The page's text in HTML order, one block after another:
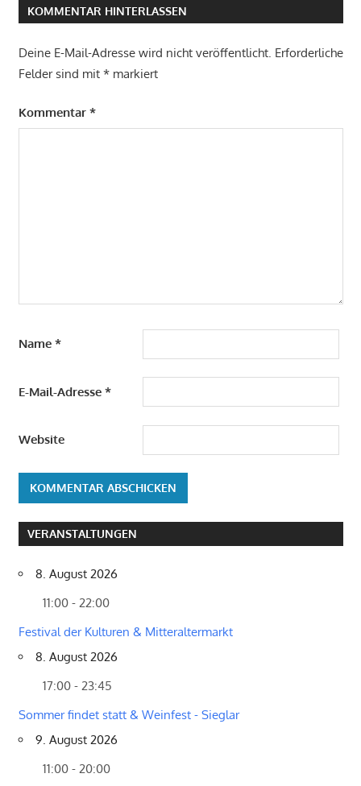
KOMMENTAR HINTERLASSEN
Deine E-Mail-Adresse wird nicht veröffentlicht. Erforderliche
Felder sind mit *markiert
Kommentar *
Name *
E-Mail-Adresse *
Website
VERANSTALTUNGEN
8. August 2026
11:00 - 22:00
Festival der Kulturen & Mitteraltermarkt
8. August 2026
17:00 - 23:45
Sommer findet statt & Weinfest - Sieglar
9. August 2026
11:00 - 20:00